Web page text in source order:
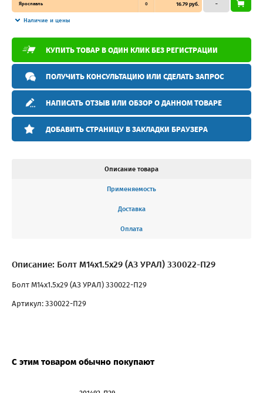
Ярославль 0 16.79 руб.
Наличие и цены
–
КУПИТЬ ТОВАР В ОДИН КЛИК БЕЗ РЕГИСТРАЦИИ
ПОЛУЧИТЬ КОНСУЛЬТАЦИЮ ИЛИ СДЕЛАТЬ ЗАПРОС
НАПИСАТЬ ОТЗЫВ ИЛИ ОБЗОР О ДАННОМ ТОВАРЕ
ДОБАВИТЬ СТРАНИЦУ В ЗАКЛАДКИ БРАУЗЕРА
Описание товара
Применяемость
Доставка
Оплата
Описание: Болт М14х1.5х29 (АЗ УРАЛ) 330022-П29
Болт М14х1.5х29 (АЗ УРАЛ) 330022-П29
Артикул: 330022-П29
С этим товаром обычно покупают